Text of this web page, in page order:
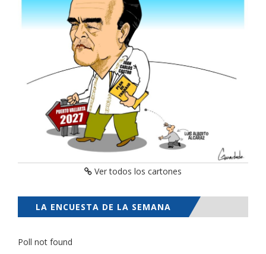
Ver todos los cartones
LA ENCUESTA DE LA SEMANA
Poll not found